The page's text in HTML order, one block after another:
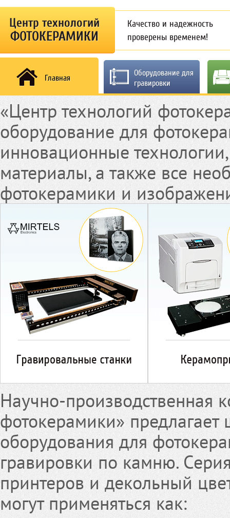
Центр технологий
ФОТОКЕРАМИКИ
Качество и надежность
проверены временем!
Главная
Оборудование для
гравировки
«Центр технологий
оборудование для
инновационные
материалы, а также все
фотокерамики и
Научно-производственная
фотокерамики»
оборудования для
гравировки по камню.
принтеров и декольный
могут применяться как: